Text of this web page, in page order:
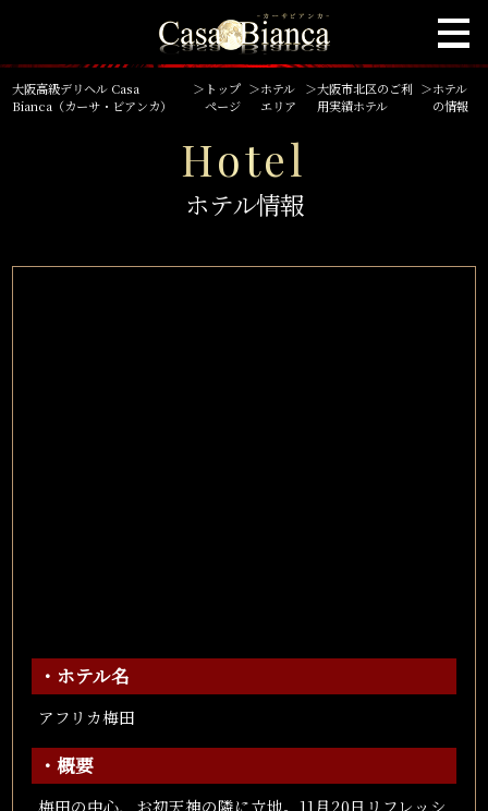
大阪高級デリヘル Casa
Bianca（カーサ・ビアンカ）
＞ トップ
ページ
＞ホテル
エリア
＞大阪市北区のご利
用実績ホテル
＞ホテル
の情報
Hotel
ホテル情報
・ホテル名
アフリカ梅田
・概要
梅田の中心、お初天神の隣に立地。11月20日リフレッシ